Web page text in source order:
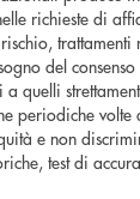
richieste di
trattamenti
del consenso
quelli
periodiche
e non
test di